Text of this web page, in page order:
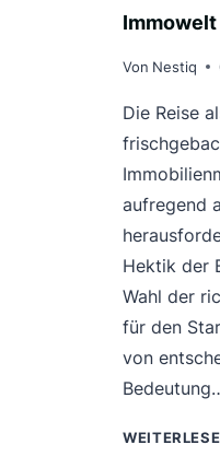
Immowelt
Von Nestiq
Die Reise
aufregend
Hektik der
Wahl der
für den
von